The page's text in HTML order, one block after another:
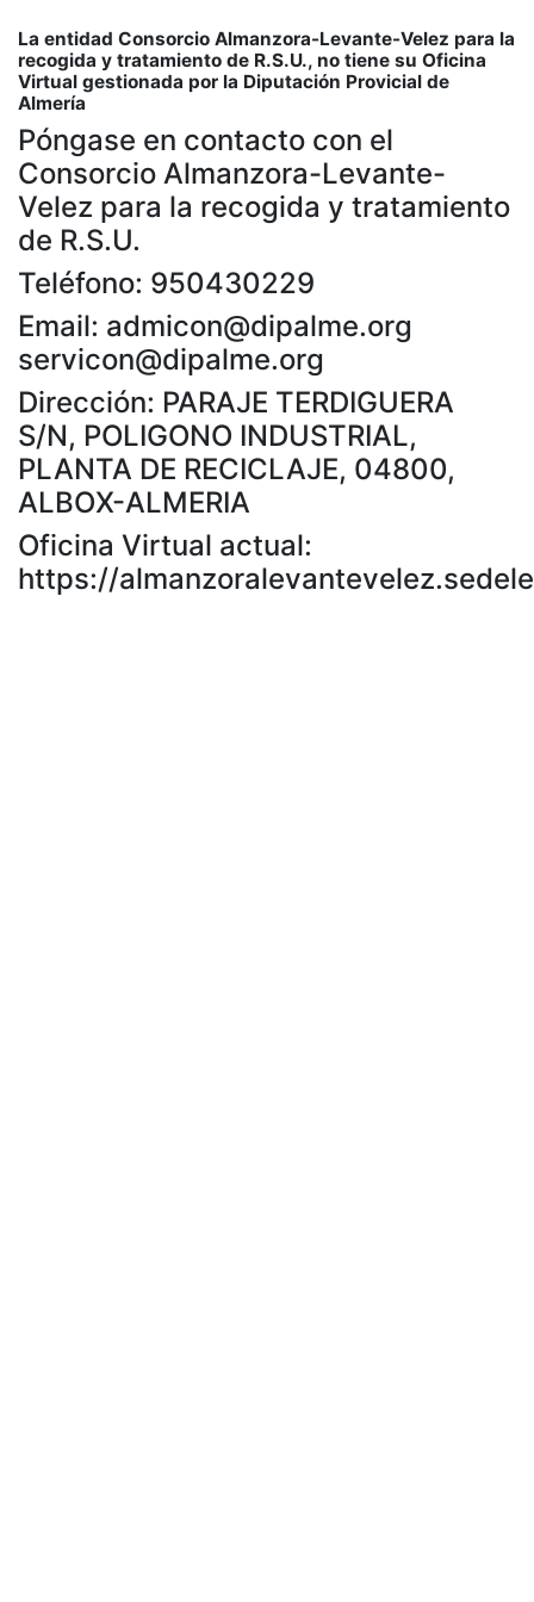
La entidad Consorcio Almanzora-Levante-Velez para la
recogida y tratamiento de R.S.U., no tiene su Oficina
Virtual gestionada por la Diputación Provicial de
Almería
Póngase en contacto con el
Consorcio Almanzora-Levante-
Velez para la recogida y tratamiento
de R.S.U.
Teléfono: 950430229
Email: admicon@dipalme.org
servicon@dipalme.org
Dirección: PARAJE TERDIGUERA
S/N, POLIGONO INDUSTRIAL,
PLANTA DE RECICLAJE, 04800,
ALBOX-ALMERIA
Oficina Virtual actual:
https://